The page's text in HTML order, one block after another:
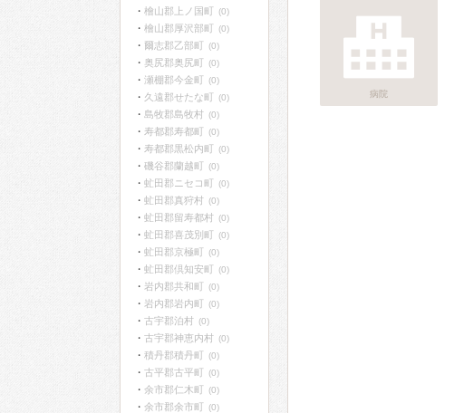
病院
檜山郡上ノ国町 (0)
檜山郡厚沢部町 (0)
爾志郡乙部町 (0)
奥尻郡奥尻町 (0)
瀬棚郡今金町 (0)
久遠郡せたな町 (0)
島牧郡島牧村 (0)
寿都郡寿都町 (0)
寿都郡黒松内町 (0)
磯谷郡蘭越町 (0)
虻田郡ニセコ町 (0)
虻田郡真狩村 (0)
虻田郡留寿都村 (0)
虻田郡喜茂別町 (0)
虻田郡京極町 (0)
虻田郡倶知安町 (0)
岩内郡共和町 (0)
岩内郡岩内町 (0)
古宇郡泊村 (0)
古宇郡神恵内村 (0)
積丹郡積丹町 (0)
古平郡古平町 (0)
余市郡仁木町 (0)
余市郡余市町 (0)